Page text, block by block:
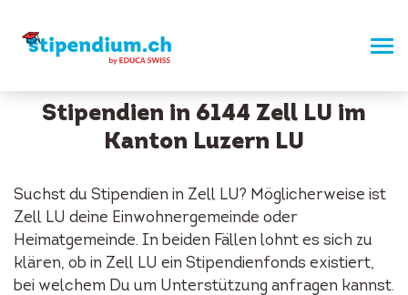
Stipendien in 6144 Zell LU im
Kanton Luzern LU
Suchst du Stipendien in Zell LU? Möglicherweise ist
Zell LU deine Einwohnergemeinde oder
Heimatgemeinde. In beiden Fällen lohnt es sich zu
klären, ob in Zell LU ein Stipendienfonds existiert,
bei welchem Du um Unterstützung anfragen kannst.